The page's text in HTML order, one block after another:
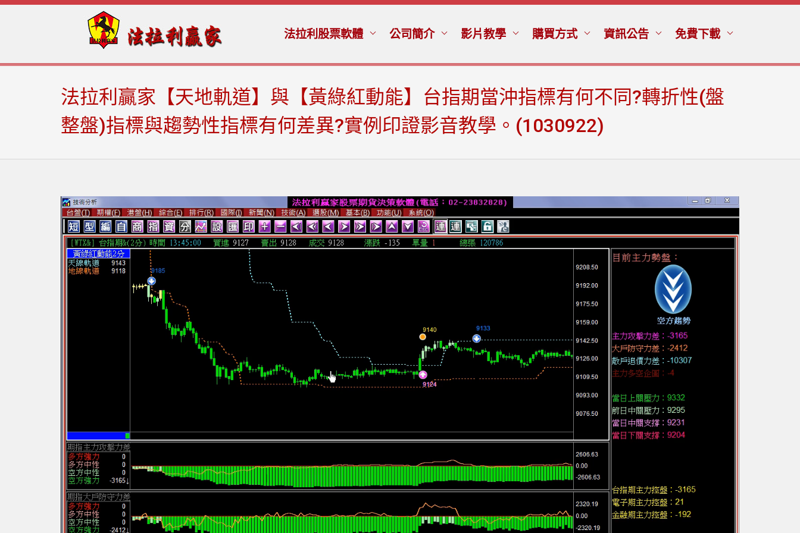
navigation
content
法拉利股票軟體 公司簡介 影片教學 購買方式 資訊公告 免費下載
法拉利贏家【天地軌道】與【黃綠紅動能】台指期當沖指標有何不同?轉折性(盤
整盤)指標與趨勢性指標有何差異?實例印證影音教學。(1030922)